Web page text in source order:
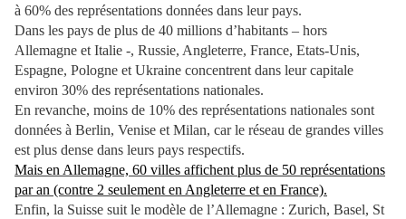
à 60% des représentations données dans leur pays.
Dans les pays de plus de 40 millions d’habitants – hors
Allemagne et Italie -, Russie, Angleterre, France, Etats-Unis,
Espagne, Pologne et Ukraine concentrent dans leur capitale
environ 30% des représentations nationales.
En revanche, moins de 10% des représentations nationales sont
données à Berlin, Venise et Milan, car le réseau de grandes villes
est plus dense dans leurs pays respectifs.
Mais en Allemagne, 60 villes affichent plus de 50 représentations
par an (contre 2 seulement en Angleterre et en France).
Enfin, la Suisse suit le modèle de l’Allemagne : Zurich, Basel, St